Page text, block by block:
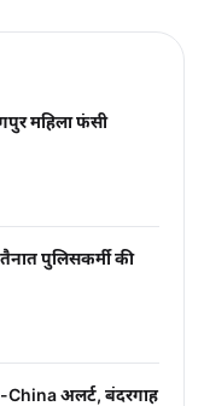
महिला फंसी
पुलिसकर्मी की
अलर्ट, बंदरगाह